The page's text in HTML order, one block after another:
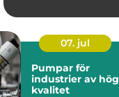
07. jul
Pumpar för
industrier av hög
kvalitet